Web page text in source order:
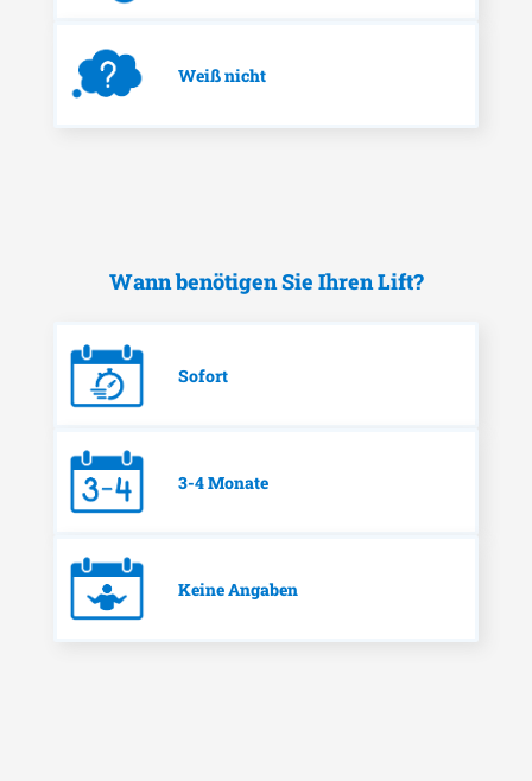
Weiß nicht
Wann benötigen Sie Ihren Lift?
Sofort
3-4 Monate
Keine Angaben